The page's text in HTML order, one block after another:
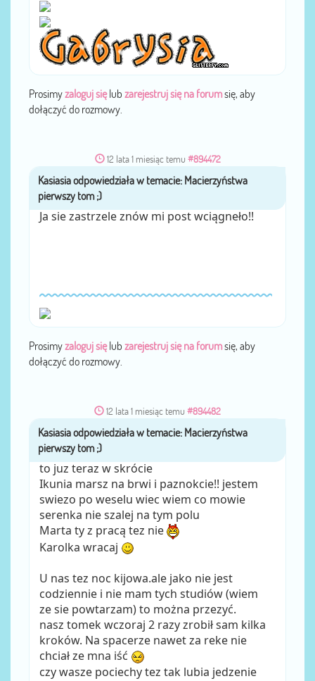
Prosimyzaloguj sięlub zarejestruj się na forumsię, aby
dołączyć do rozmowy.
12 lata 1 miesiąc temu #894472
przez Kasiasia
Ja sie zastrzele znów mi post wciągneło!!
Prosimyzaloguj sięlub zarejestruj się na forumsię, aby
dołączyć do rozmowy.
12 lata 1 miesiąc temu #894482
przez Kasiasia
to juz teraz w skrócie
Ikunia marsz na brwi i paznokcie!! jestem
swiezo po weselu wiec wiem co mowie
serenka nie szalej na tym polu
Marta ty z pracą tez nie
Karolka wracaj
U nas tez noc kijowa.ale jako nie jest
codziennie i nie mam tych studiów (wiem
ze sie powtarzam) to można przezyć.
nasz tomek wczoraj 2 razy zrobił sam kilka
kroków. Na spacerze nawet za reke nie
chciał ze mna iść
czy wasze pociechy tez tak lubia jedzenie